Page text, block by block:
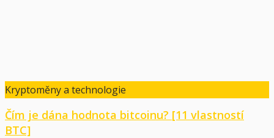
Kryptoměny a technologie
Čím je dána hodnota bitcoinu? [11 vlastností
BTC]